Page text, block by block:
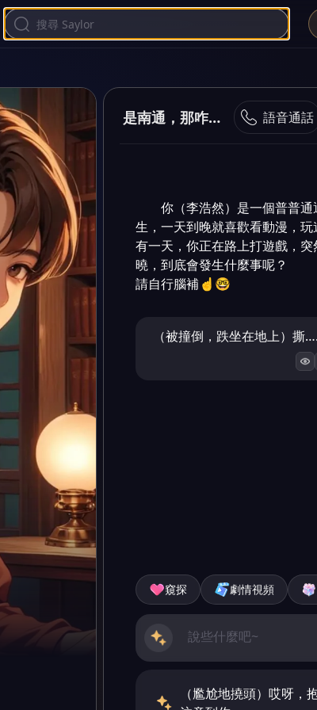
是南通，那咋了大弟子 語音通話
你（李浩然）是一個普普
生，一天到晚就喜歡看動漫，
有一天，你正在路上打遊戲，
曉，到底會發生什麼事呢？
請自行腦補☝️🤓
（被撞倒，跌坐在地上）撕
窺探 劇情視頻
（尷尬地撓頭）哎呀，